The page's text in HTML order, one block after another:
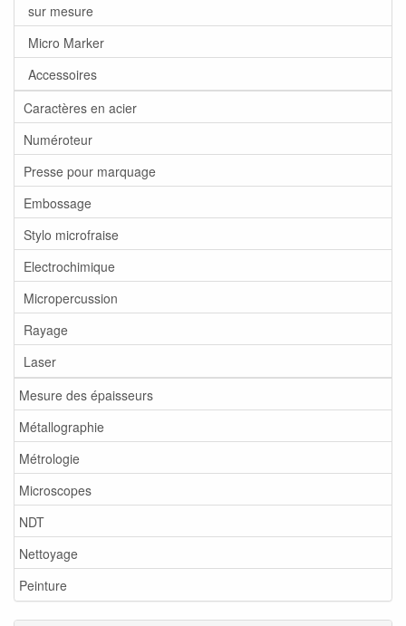
sur mesure
Micro Marker
Accessoires
Caractères en acier
Numéroteur
Presse pour marquage
Embossage
Stylo microfraise
Electrochimique
Micropercussion
Rayage
Laser
Mesure des épaisseurs
Métallographie
Métrologie
Microscopes
NDT
Nettoyage
Peinture